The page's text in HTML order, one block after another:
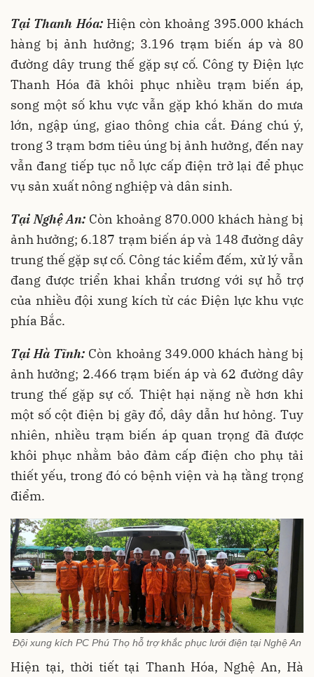
Tại Thanh Hóa:Hiện còn khoảng 395.000 khách
hàng bị ảnh hưởng; 3.196 trạm biến áp và 80
đường dây trung thế gặp sự cố. Công ty Điện lực
Thanh Hóa đã khôi phục nhiều trạm biến áp,
song một số khu vực vẫn gặp khó khăn do mưa
lớn, ngập úng, giao thông chia cắt. Đáng chú ý,
trong 3 trạm bơm tiêu úng bị ảnh hưởng, đến nay
vẫn đang tiếp tục nỗ lực cấp điện trở lại để phục
vụ sản xuất nông nghiệp và dân sinh.
Tại Nghệ An: Còn khoảng 870.000 khách hàng bị
ảnh hưởng; 6.187 trạm biến áp và 148 đường dây
trung thế gặp sự cố. Công tác kiểm đếm, xử lý vẫn
đang được triển khai khẩn trương với sự hỗ trợ
của nhiều đội xung kích từ các Điện lực khu vực
phía Bắc.
Tại Hà Tĩnh: Còn khoảng 349.000 khách hàng bị
ảnh hưởng; 2.466 trạm biến áp và 62 đường dây
trung thế gặp sự cố. Thiệt hại nặng nề hơn khi
một số cột điện bị gãy đổ, dây dẫn hư hỏng. Tuy
nhiên, nhiều trạm biến áp quan trọng đã được
khôi phục nhằm bảo đảm cấp điện cho phụ tải
thiết yếu, trong đó có bệnh viện và hạ tầng trọng
điểm.
Đội xung kích PC Phú Thọ hỗ trợ khắc phục lưới điện tại Nghệ An
Hiện tại, thời tiết tại Thanh Hóa, Nghệ An, Hà